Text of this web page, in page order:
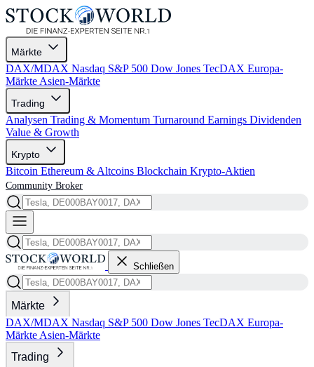
Märkte
DAX/MDAX Nasdaq S&P 500 Dow Jones TecDAX Europa-
Märkte Asien-Märkte
Trading
Analysen Trading & Momentum Turnaround Earnings Dividenden
Value & Growth
Krypto
Bitcoin Ethereum & Altcoins Blockchain Krypto-Aktien
Community Broker
Schließen
Märkte
DAX/MDAX Nasdaq S&P 500 Dow Jones TecDAX Europa-
Märkte Asien-Märkte
Trading